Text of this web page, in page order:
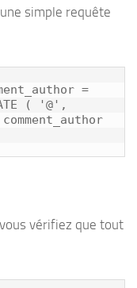
simple requête
=
( '@',
vérifiez que tout